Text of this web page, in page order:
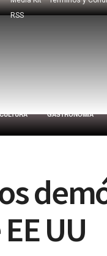
RSS
CULTURA GASTRONOMÍA
UU